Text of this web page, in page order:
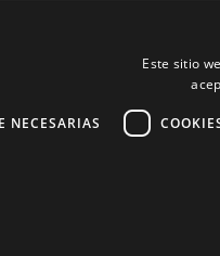
Este sitio
NECESARIAS